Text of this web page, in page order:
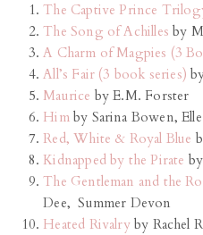
The Captive Prince
The Song of Achilles by
A Charm of Magpies (3
All’s Fair (3 book series)
Maurice by E.M. Forster
Himby Sarina Bowen,
Red, White & Royal Blue
Kidnapped by the Pirate
The Gentleman and the
Dee, Summer Devon
Heated Rivalryby Rachel